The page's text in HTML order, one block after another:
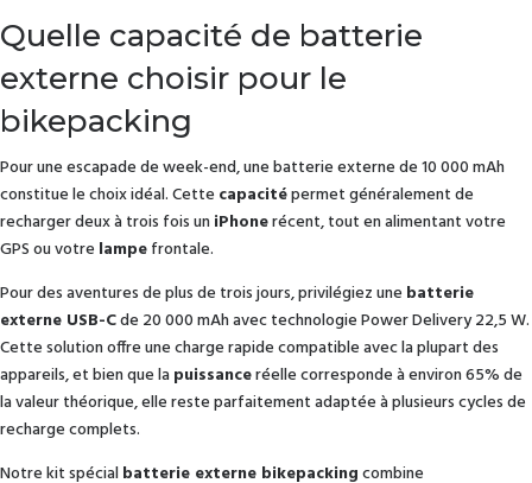
Quelle capacité de batterie
externe choisir pour le
bikepacking
Pour une escapade de week-end, une batterie externe de 10 000 mAh
constitue le choix idéal. Cette capacitépermet généralement de
recharger deux à trois fois uniPhonerécent, tout en alimentant votre
GPS ou votre lampefrontale.
Pour des aventures de plus de trois jours, privilégiez une batterie
externe USB-Cde 20 000 mAh avec technologie Power Delivery 22,5 W.
Cette solution offre une charge rapide compatible avec la plupart des
appareils, et bien que lapuissanceréelle corresponde à environ 65% de
la valeur théorique, elle reste parfaitement adaptée à plusieurs cycles de
recharge complets.
Notre kit spécialbatterie externe bikepackingcombine